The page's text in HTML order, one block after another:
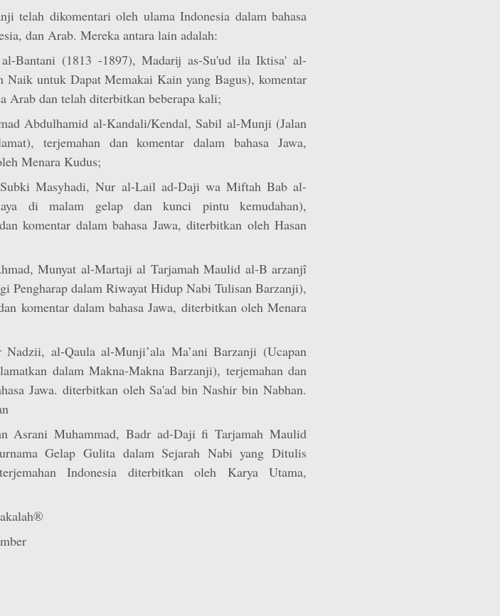
telah dikomentari oleh ulama Indonesia dalam bahasa
dan Arab. Mereka antara lain adalah:
Bantani (1813 -1897), Madarij as-Su'ud ila Iktisa' al-
Naik untuk Dapat Memakai Kain yang Bagus), komentar
Arab dan telah diterbitkan beberapa kali;
Abdulhamid al-Kandali/Kendal, Sabil al-Munji (Jalan
terjemahan dan komentar dalam bahasa Jawa,
Menara Kudus;
Masyhadi, Nur al-Lail ad-Daji wa Miftah Bab al-
di malam gelap dan kunci pintu kemudahan),
komentar dalam bahasa Jawa, diterbitkan oleh Hasan
Munyat al-Martaji al Tarjamah Maulid al-B arzanjî
Pengharap dalam Riwayat Hidup Nabi Tulisan Barzanji),
komentar dalam bahasa Jawa, diterbitkan oleh Menara
al-Qaula al-Munji’ala Ma’ani Barzanji (Ucapan
dalam Makna-Makna Barzanji), terjemahan dan
Jawa. diterbitkan oleh Sa'ad bin Nashir bin Nabhan.
Asrani Muhammad, Badr ad-Daji fi Tarjamah Maulid
Gelap Gulita dalam Sejarah Nabi yang Ditulis
Indonesia diterbitkan oleh Karya Utama,